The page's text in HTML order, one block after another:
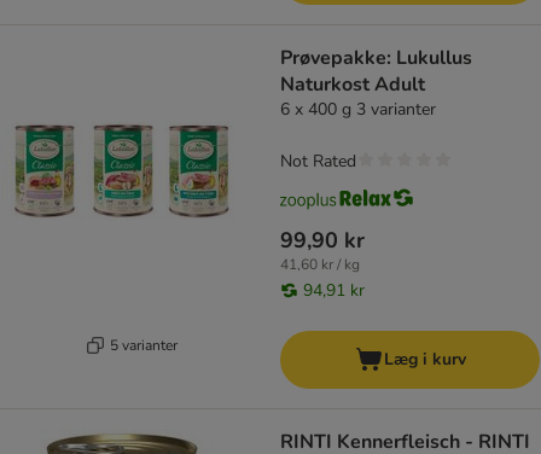
5 varianter
Prøvepakke: Lukullus
Naturkost Adult
6 x 400 g 3 varianter
99,90 kr
41,60 kr / kg
94,91 kr
Not Rated
Læg i kurv
RINTI Kennerfleisch - RINTI